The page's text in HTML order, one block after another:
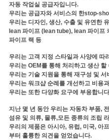
자동 작업실 공급자입니다.
우리는 공급자와 서비스의 한stop-
우리는 디자인, 생산, 수출 및 유연한
lean 파이프 (lean tube), lean 파이프
파이프 랙 등
우리는 고객 지정 스타일과 사양에 따
우리는 OEM를 통해 처리하고 생산 할
우리는 기술 지원을 통해 재구성 및 서
우리는 워크샵 순례를 개선하고 비용
우리는 또한 다양화 요구에 부응합니
지난 몇 년 동안 우리는 자동차 부품,
섬유 및 의류, 물류,모든 종류의 조립
우리의 제품은 아시아, 유럽, 미국, 아
부터 훌륭한 의견을 얻었습니다.